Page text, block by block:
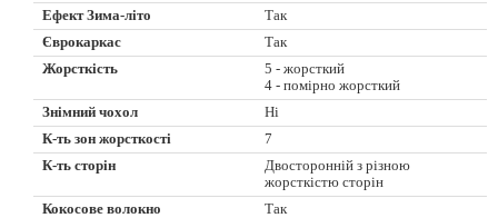
Ефект Зима-літо
Так
Єврокаркас
Так
Жорсткість
5 - жорсткий
4 - помірно жорсткий
Знімний чохол
Ні
К-ть зон жорсткості
7
К-ть сторін
Двосторонній з різною
жорсткістю сторін
Кокосове волокно
Так